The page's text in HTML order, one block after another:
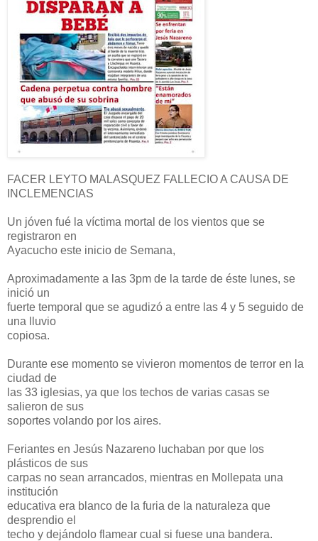
FACER LEYTO MALASQUEZ FALLECIO A CAUSA DE
INCLEMENCIAS
Un jóven fué la víctima mortal de los vientos que se
registraron en
Ayacucho este inicio de Semana,
Aproximadamente a las 3pm de la tarde de éste lunes, se
inició un
fuerte temporal que se agudizó a entre las 4 y 5 seguido de
una lluvio
copiosa.
Durante ese momento se vivieron momentos de terror en la
ciudad de
las 33 iglesias, ya que los techos de varias casas se
salieron de sus
soportes volando por los aires.
Feriantes en Jesús Nazareno luchaban por que los
plásticos de sus
carpas no sean arrancados, mientras en Mollepata una
institución
educativa era blanco de la furia de la naturaleza que
desprendio el
techo y dejándolo flamear cual si fuese una bandera.